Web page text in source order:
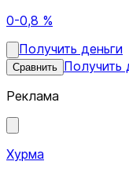
0-0,8 %
Получить деньги
Сравнить Получить
Реклама
Хурма